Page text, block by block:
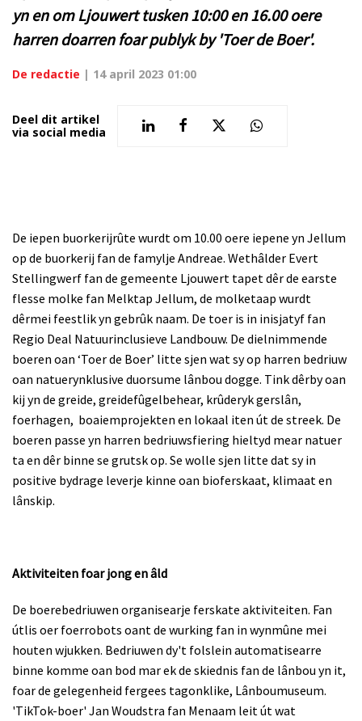
yn en om Ljouwert tusken 10:00 en 16.00 oere
harren doarren foar publyk by 'Toer de Boer'.
De redactie | 14 april 2023 01:00
Deel dit artikel
via social media
De iepen buorkerijrûte wurdt om 10.00 oere iepene yn Jellum
op de buorkerij fan de famylje Andreae. Wethâlder Evert
Stellingwerf fan de gemeente Ljouwert tapet dêr de earste
flesse molke fan Melktap Jellum, de molketaap wurdt
dêrmei feestlik yn gebrûk naam. De toer is in inisjatyf fan
Regio Deal Natuurinclusieve Landbouw. De dielnimmende
boeren oan ‘Toer de Boer’ litte sjen wat sy op harren bedriuw
oan natuerynklusive duorsume lânbou dogge. Tink dêrby oan
kij yn de greide, greidefûgelbehear, krûderyk gerslân,
foerhagen, boaiemprojekten en lokaal iten út de streek. De
boeren passe yn harren bedriuwsfiering hieltyd mear natuer
ta en dêr binne se grutsk op. Se wolle sjen litte dat sy in
positive bydrage leverje kinne oan bioferskaat, klimaat en
lânskip.
Aktiviteiten foar jong en âld
De boerebedriuwen organisearje ferskate aktiviteiten. Fan
útlis oer foerrobots oant de wurking fan in wynmûne mei
houten wjukken. Bedriuwen dy't folslein automatisearre
binne komme oan bod mar ek de skiednis fan de lânbou yn it,
foar de gelegenheid fergees tagonklike, Lânboumuseum.
'TikTok-boer' Jan Woudstra fan Menaam leit út wat